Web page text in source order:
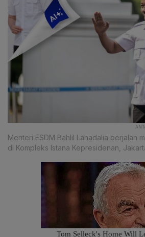
Menteri ESDM Bahlil Lahadalia berjalan
di Kompleks Istana Kepresidenan,